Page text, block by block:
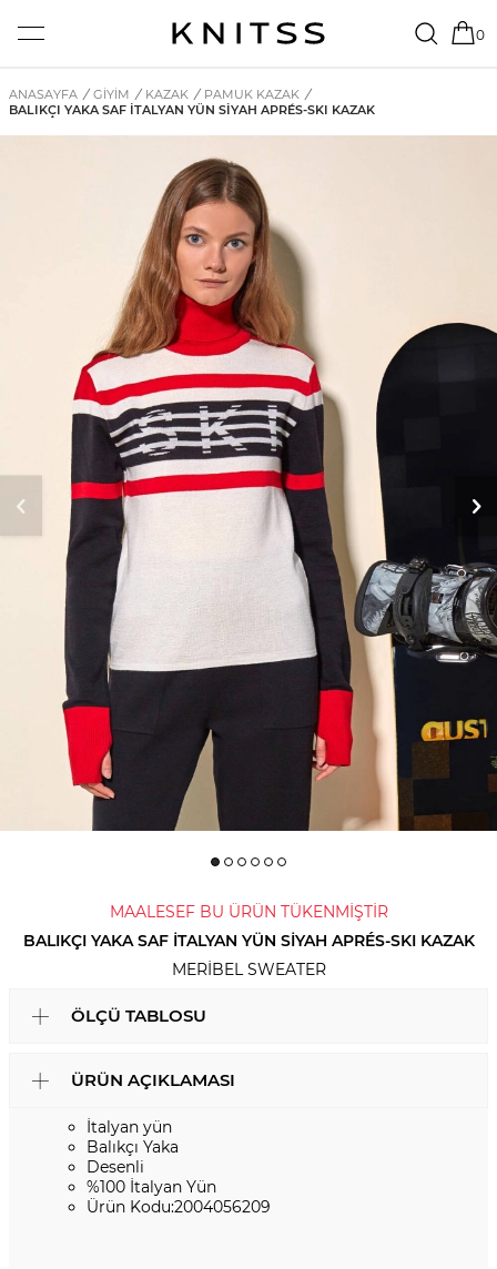
0
ANASAYFA / GİYİM / KAZAK / PAMUK KAZAK /
BALIKÇI YAKA SAF İTALYAN YÜN SIYAH APRÉS-SKI KAZAK
MAALESEF BU ÜRÜN TÜKENMİŞTİR
BALIKÇI YAKA SAF İTALYAN YÜN SIYAH APRÉS-SKI KAZAK
MERIBEL SWEATER
ÖLÇÜ TABLOSU
ÜRÜN AÇIKLAMASI
İtalyan yün
Balıkçı Yaka
Desenli
%100 İtalyan Yün
Ürün Kodu:2004056209